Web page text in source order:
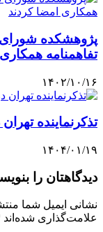
پژوهشکده شورای
تفاهمنامه‌
۱۴۰۲/۱۰/۱۶
تذکرنماینده
۱۴۰۴/۰۱/۱۹
دیدگاهتان را
نشانی ایمیل شما
علامت‌گذاری شده‌اند